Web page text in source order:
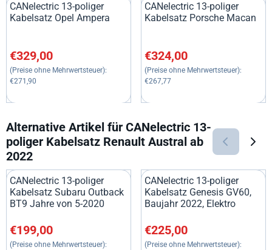
CANelectric 13-poliger
Kabelsatz Opel Ampera
Preis: 329,00, ohne MwSt.: 271,90
€329,00
(Preise ohne Mehrwertsteuer):
€271,90
CANelectric 13-poliger
Kabelsatz Porsche Macan
Preis: 324,00, ohne MwSt.:
€324,00
(Preise ohne Mehrwertsteuer):
€267,77
Alternative Artikel für CANelectric 13-
poliger Kabelsatz Renault Austral ab
2022
CANelectric 13-poliger
Kabelsatz Subaru Outback
BT9 Jahre von 5-2020
Preis: 199,00, ohne MwSt.: 164,46
€199,00
(Preise ohne Mehrwertsteuer):
CANelectric 13-poliger
Kabelsatz Genesis GV60,
Baujahr 2022, Elektro
Preis: 225,00, ohne MwSt.:
€225,00
(Preise ohne Mehrwertsteuer):